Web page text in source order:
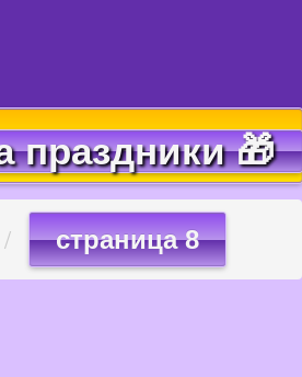
праздники 🎁
страница 8